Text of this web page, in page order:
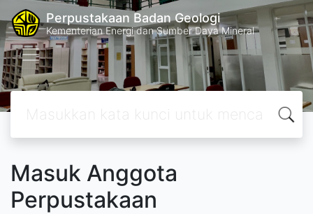
Perpustakaan Badan Geologi
Kementerian Energi dan Sumber Daya Mineral
Masuk Anggota
Perpustakaan